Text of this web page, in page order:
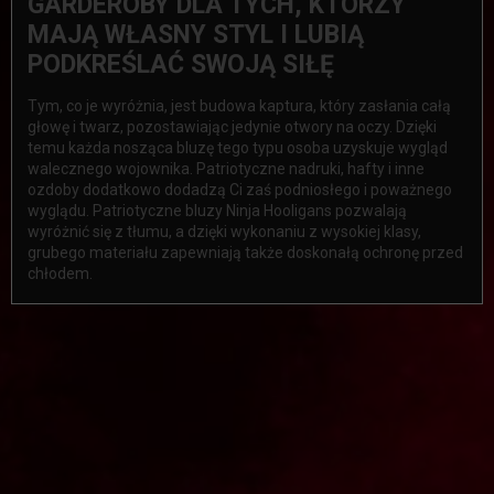
MAJĄ WŁASNY STYL I LUBIĄ
PODKREŚLAĆ SWOJĄ SIŁĘ
Tym, co je wyróżnia, jest budowa kaptura, który zasłania całą
głowę i twarz, pozostawiając jedynie otwory na oczy. Dzięki
temu każda nosząca bluzę tego typu osoba uzyskuje wygląd
walecznego wojownika. Patriotyczne nadruki, hafty i inne
ozdoby dodatkowo dodadzą Ci zaś podniosłego i poważnego
wyglądu. Patriotyczne bluzy Ninja Hooligans pozwalają
wyróżnić się z tłumu, a dzięki wykonaniu z wysokiej klasy,
grubego materiału zapewniają także doskonałą ochronę przed
chłodem.